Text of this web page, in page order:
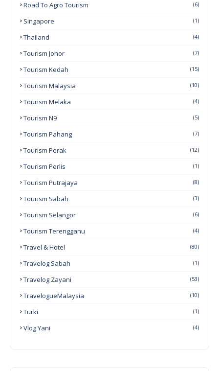
Road To Agro Tourism (6)
Singapore (1)
Thailand (4)
Tourism Johor (7)
Tourism Kedah (15)
Tourism Malaysia (10)
Tourism Melaka (4)
Tourism N9 (5)
Tourism Pahang (7)
Tourism Perak (12)
Tourism Perlis (1)
Tourism Putrajaya (8)
Tourism Sabah (3)
Tourism Selangor (6)
Tourism Terengganu (4)
Travel & Hotel (80)
Travelog Sabah (1)
Travelog Zayani (53)
TravelogueMalaysia (10)
Turki (1)
Vlog Yani (4)